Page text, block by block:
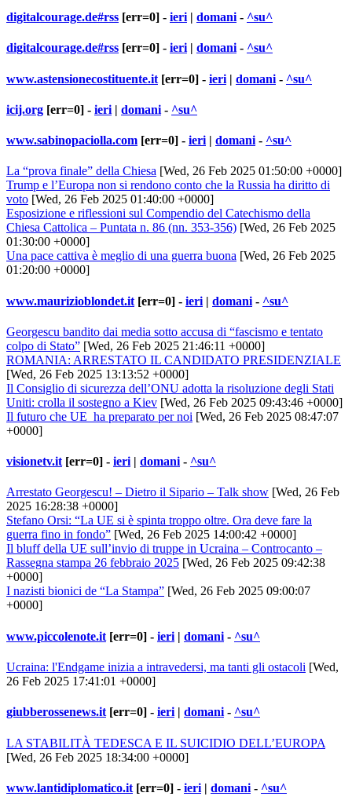
digitalcourage.de#rss [err=0] - ieri | domani - ^su^
digitalcourage.de#rss [err=0] - ieri | domani - ^su^
www.astensionecostituente.it [err=0] - ieri | domani - ^su^
icij.org [err=0] - ieri | domani - ^su^
www.sabinopaciolla.com [err=0] - ieri | domani - ^su^
La “prova finale” della Chiesa [Wed, 26 Feb 2025 01:50:00 +0000]
Trump e l’Europa non si rendono conto che la Russia ha diritto di
voto [Wed, 26 Feb 2025 01:40:00 +0000]
Esposizione e riflessioni sul Compendio del Catechismo della
Chiesa Cattolica – Puntata n. 86 (nn. 353-356) [Wed, 26 Feb 2025
01:30:00 +0000]
Una pace cattiva è meglio di una guerra buona [Wed, 26 Feb 2025
01:20:00 +0000]
www.maurizioblondet.it [err=0] - ieri | domani - ^su^
Georgescu bandito dai media sotto accusa di “fascismo e tentato
colpo di Stato” [Wed, 26 Feb 2025 21:46:11 +0000]
ROMANIA: ARRESTATO IL CANDIDATO PRESIDENZIALE
[Wed, 26 Feb 2025 13:13:52 +0000]
Il Consiglio di sicurezza dell’ONU adotta la risoluzione degli Stati
Uniti: crolla il sostegno a Kiev [Wed, 26 Feb 2025 09:43:46 +0000]
Il futuro che UE ha preparato per noi [Wed, 26 Feb 2025 08:47:07
+0000]
visionetv.it [err=0] - ieri | domani - ^su^
Arrestato Georgescu! – Dietro il Sipario – Talk show [Wed, 26 Feb
2025 16:28:38 +0000]
Stefano Orsi: “La UE si è spinta troppo oltre. Ora deve fare la
guerra fino in fondo” [Wed, 26 Feb 2025 14:00:42 +0000]
Il bluff della UE sull’invio di truppe in Ucraina – Controcanto –
Rassegna stampa 26 febbraio 2025 [Wed, 26 Feb 2025 09:42:38
+0000]
I nazisti bionici de “La Stampa” [Wed, 26 Feb 2025 09:00:07
+0000]
www.piccolenote.it [err=0] - ieri | domani - ^su^
Ucraina: l'Endgame inizia a intravedersi, ma tanti gli ostacoli [Wed,
26 Feb 2025 17:41:01 +0000]
giubberossenews.it [err=0] - ieri | domani - ^su^
LA STABILITÀ TEDESCA E IL SUICIDIO DELL’EUROPA
[Wed, 26 Feb 2025 18:34:00 +0000]
www.lantidiplomatico.it [err=0] - ieri | domani - ^su^